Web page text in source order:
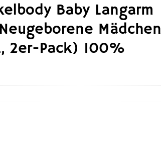
Baby Langarm
Mädchen
2er-Pack) 100%